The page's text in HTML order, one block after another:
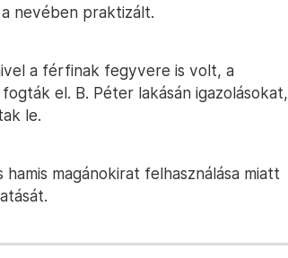
nevében praktizált.
a férfinak fegyvere is volt, a
el. B. Péter lakásán igazolásokat,
le.
magánokirat felhasználása miatt